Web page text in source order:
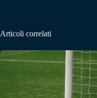
Articoli correlati